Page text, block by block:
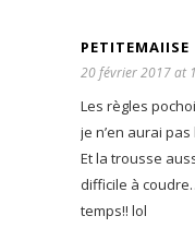
PETITEMAIISE
20 février 2017 at
Les règles
je n’en aurai
Et la trousse
difficile à
temps!! lol